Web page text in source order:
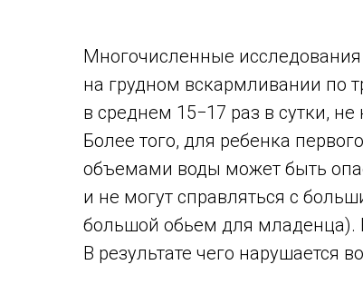
Многочисленные
на грудном вскармливании по
в среднем 15−17 раз в сутки,
Более того, для ребенка
объемами воды может быть
и не могут справляться с
большой обьем для младенца).
В результате чего нарушается